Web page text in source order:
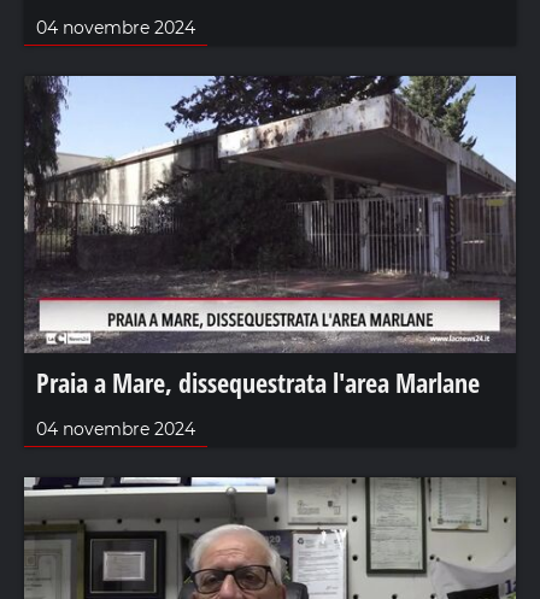
04 novembre 2024
Praia a Mare, dissequestrata l'area Marlane
04 novembre 2024